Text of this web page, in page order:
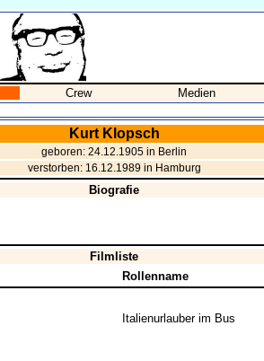
Crew Medien
Kurt Klopsch
geboren: 24.12.1905 in Berlin
verstorben: 16.12.1989 in Hamburg
Biografie
Filmliste
Rollenname
Italienurlauber im Bus